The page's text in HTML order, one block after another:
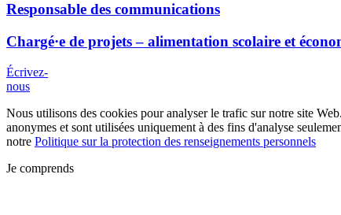
Responsable des communications
Chargé·e de projets – alimentation scolaire et
Écrivez-
nous
Nous utilisons des cookies pour analyser le trafic sur notre site
anonymes et sont utilisées uniquement à des fins d'analyse
notre Politique sur la protection des renseignements personnels
Je comprends